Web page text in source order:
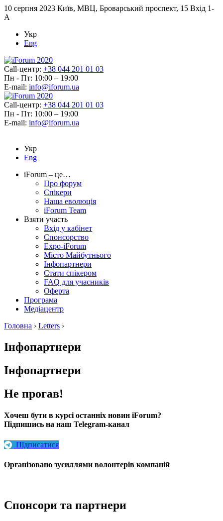
10 серпня 2023 Київ, МВЦ, Броварський проспект, 15 Вхід 1-
А
Укр
Eng
Call-центр: +38 044 201 01 03
Пн - Пт: 10:00 – 19:00
E-mail: info@iforum.ua
Call-центр: +38 044 201 01 03
Пн - Пт: 10:00 – 19:00
E-mail: info@iforum.ua
Укр
Eng
iForum – це…
Про форум
Спікери
Наша еволюція
iForum Team
Взяти участь
Вхід у кабінет
Спонсорство
Expo-iForum
Місто Майбутнього
Інфопартнери
Стати спікером
FAQ для учасників
Оферта
Програма
Медіацентр
Головна › Letters ›
Інфопартнери
Інфопартнери
Не прогав!
Хочеш бути в курсі останніх новин iForum?
Підпишись на наш Telegram-канал
Підписатися
Організовано зусиллями волонтерів компаній
Спонсори та партнери